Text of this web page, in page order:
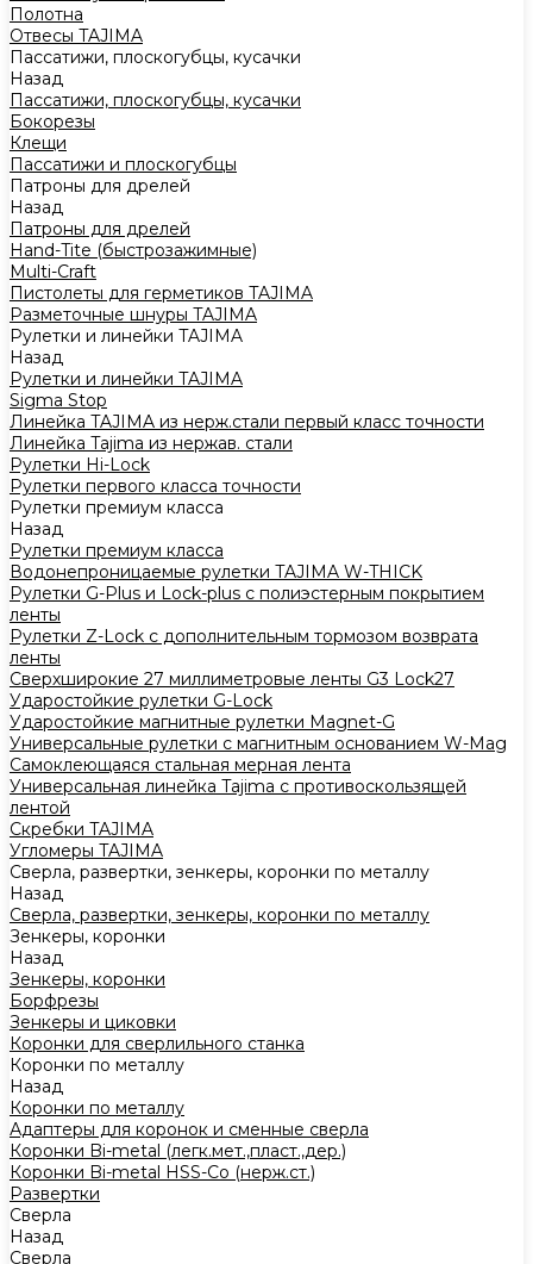
Полотна
Отвесы TAJIMA
Пассатижи, плоскогубцы, кусачки
Назад
Пассатижи, плоскогубцы, кусачки
Бокорезы
Клещи
Пассатижи и плоскогубцы
Патроны для дрелей
Назад
Патроны для дрелей
Hand-Tite (быстрозажимные)
Multi-Craft
Пистолеты для герметиков TAJIMA
Разметочные шнуры TAJIMA
Рулетки и линейки TAJIMA
Назад
Рулетки и линейки TAJIMA
Sigma Stop
Линейка TAJIMA из нерж.стали первый класс точности
Линейка Tajima из нержав. стали
Рулетки Hi-Lock
Рулетки первого класса точности
Рулетки премиум класса
Назад
Рулетки премиум класса
Водонепроницаемые рулетки TAJIMA W-THICK
Рулетки G-Plus и Lock-plus с полиэстерным покрытием
ленты
Рулетки Z-Lock с дополнительным тормозом возврата
ленты
Сверхширокие 27 миллиметровые ленты G3 Lock27
Ударостойкие рулетки G-Lock
Ударостойкие магнитные рулетки Magnet-G
Универсальные рулетки с магнитным основанием W-Mag
Самоклеющаяся стальная мерная лента
Универсальная линейка Tajima с противоскользящей
лентой
Скребки TAJIMA
Угломеры TAJIMA
Сверла, развертки, зенкеры, коронки по металлу
Назад
Сверла, развертки, зенкеры, коронки по металлу
Зенкеры, коронки
Назад
Зенкеры, коронки
Борфрезы
Зенкеры и циковки
Коронки для сверлильного станка
Коронки по металлу
Назад
Коронки по металлу
Адаптеры для коронок и сменные сверла
Коронки Bi-metal (легк.мет.,пласт.,дер.)
Коронки Bi-metal HSS-Co (нерж.ст.)
Развертки
Сверла
Назад
Сверла